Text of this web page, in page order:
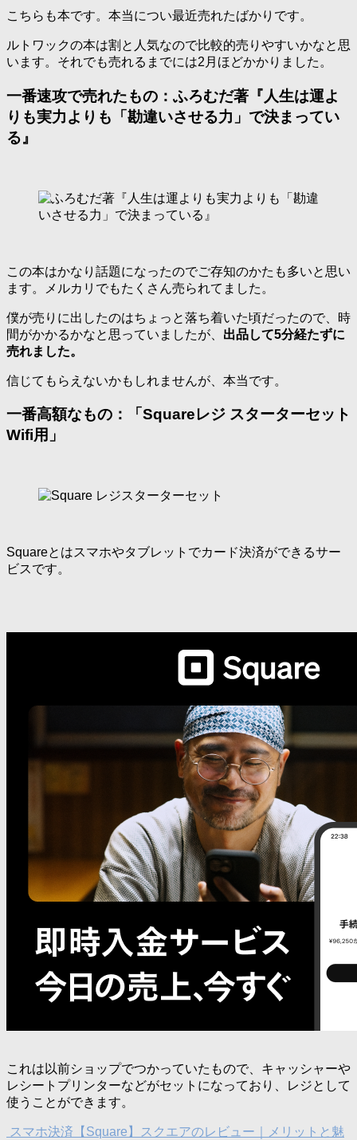
こちらも本です。本当につい最近売れたばかりです。
ルトワックの本は割と人気なので比較的売りやすいかなと思
います。それでも売れるまでには2月ほどかかりました。
一番速攻で売れたもの：ふろむだ著『人生は運よ
りも実力よりも「勘違いさせる力」で決まってい
る』
この本はかなり話題になったのでご存知のかたも多いと思い
ます。メルカリでもたくさん売られてました。
僕が売りに出したのはちょっと落ち着いた頃だったので、時
間がかかるかなと思っていましたが、 出品して5分経たずに
売れました。
信じてもらえないかもしれませんが、本当です。
一番高額なもの：「Squareレジ スターターセット
Wifi用」
Squareとはスマホやタブレットでカード決済ができるサー
ビスです。
これは以前ショップでつかっていたもので、キャッシャーや
レシートプリンターなどがセットになっており、レジとして
使うことができます。
スマホ決済【Square】スクエアのレビュー｜メリットと魅